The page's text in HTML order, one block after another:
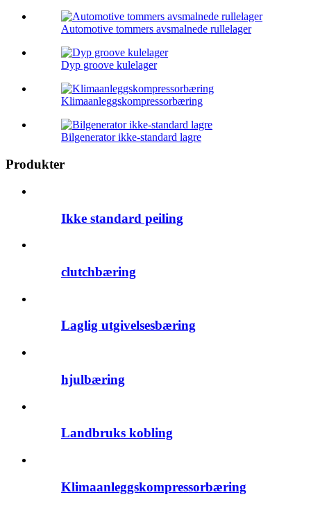
Automotive tommers avsmalnede rullelager
Dyp groove kulelager
Klimaanleggskompressorbæring
Bilgenerator ikke-standard lagre
Produkter
Ikke standard peiling
clutchbæring
Laglig utgivelsesbæring
hjulbæring
Landbruks kobling
Klimaanleggskompressorbæring